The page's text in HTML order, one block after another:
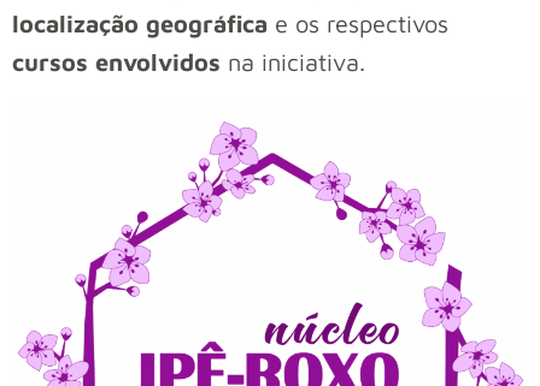
localização geográfica e os respectivos
cursos envolvidos na iniciativa.